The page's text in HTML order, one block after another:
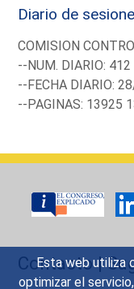
Esta web utiliza
optimizar el
Diario de
COMISION
--NUM. DIARIO: 412
--FECHA DIARIO:
--PAGINAS: 13925
Contacto|